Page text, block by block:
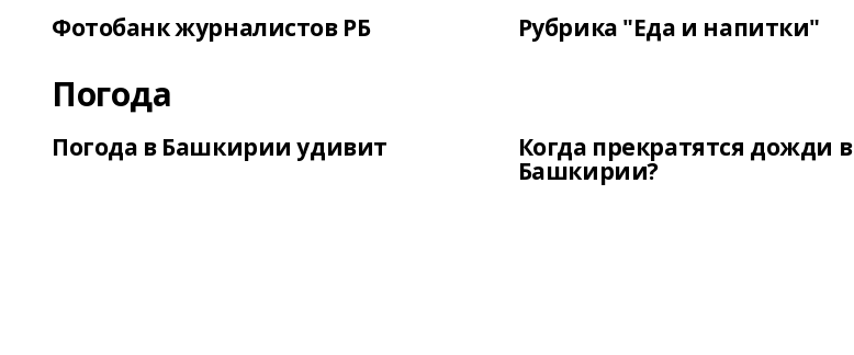
Фотобанк журналистов РБ Рубрика "Еда и напитки"
Погода
Погода в Башкирии удивит Когда прекратятся дожди в
Башкирии?